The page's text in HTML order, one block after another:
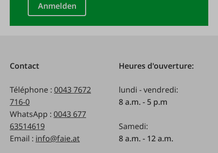
Anmelden
Contact
Téléphone : 0043 7672
716-0
WhatsApp : 0043 677
63514619
Email : info@faie.at
Heures d'ouverture:
lundi - vendredi:
8 a.m. - 5 p.m
Samedi:
8 a.m. - 12 a.m.